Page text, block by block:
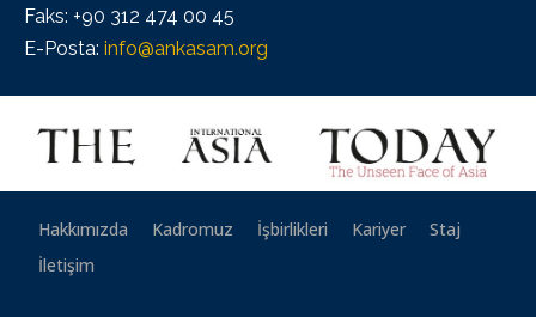
Faks: +90 312 474 00 45
E-Posta: info@ankasam.org
Hakkımızda Kadromuz İşbirlikleri Kariyer
Staj
İletişim